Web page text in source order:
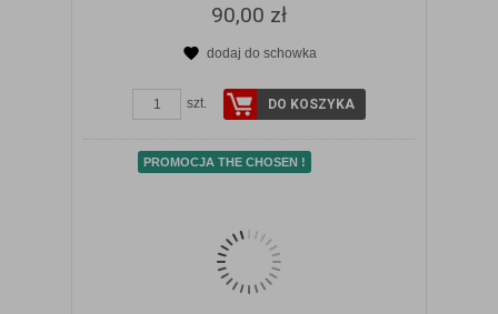
90,00 zł
dodaj do schowka
szt. DO KOSZYKA
PROMOCJA THE CHOSEN !